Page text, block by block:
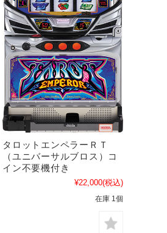
タロットエンペラーＲＴ
（ユニバーサルブロス）コ
イン不要機付き
¥22,000(税込)
在庫 1個